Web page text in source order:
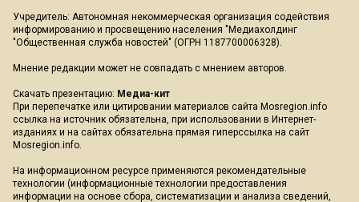
Учредитель: Автономная некоммерческая организация содействия
информированию и просвещению населения "Медиахолдинг
"Общественная служба новостей" (ОГРН 1187700006328).
Мнение редакции может не совпадать с мнением авторов.
Скачать презентацию: Медиа-кит
При перепечатке или цитировании материалов сайта Mosregion.info
ссылка на источник обязательна, при использовании в Интернет-
изданиях и на сайтах обязательна прямая гиперссылка на сайт
Mosregion.info.
На информационном ресурсе применяются рекомендательные
технологии (информационные технологии предоставления
информации на основе сбора, систематизации и анализа сведений,